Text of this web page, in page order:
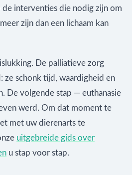
interventies die nodig zijn om
zijn dan een lichaam kan
De palliatieve zorg
ze schonk tijd, waardigheid en
De volgende stap — euthanasie
werd. Om dat moment te
met uw dierenarts te
uitgebreide gids over
u stap voor stap.